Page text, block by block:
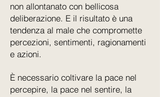
non allontanato con bellicosa
deliberazione. E il risultato è una
tendenza al male che compromette
percezioni, sentimenti, ragionamenti
e azioni.
È necessario coltivare la pace nel
percepire, la pace nel sentire, la